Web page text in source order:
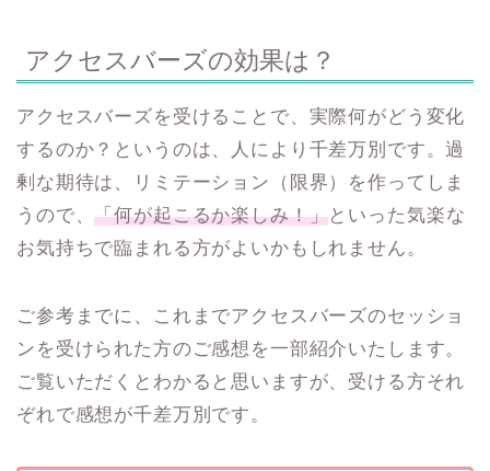
アクセスバーズの効果は？
アクセスバーズを受けることで、実際何がどう変化
するのか？というのは、人により千差万別です。過
剰な期待は、リミテーション（限界）を作ってしま
うので、「何が起こるか楽しみ！」といった気楽な
お気持ちで臨まれる方がよいかもしれません。
ご参考までに、これまでアクセスバーズのセッショ
ンを受けられた方のご感想を一部紹介いたします。
ご覧いただくとわかると思いますが、受ける方それ
ぞれで感想が千差万別です。